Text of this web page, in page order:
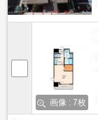
画像 : 7枚